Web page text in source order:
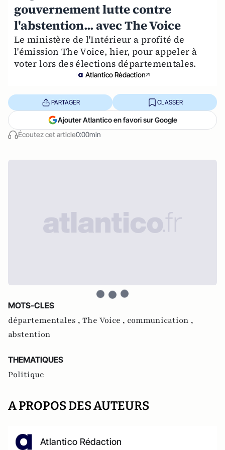
gouvernement lutte contre
l'abstention... avec The Voice
Le ministère de l'Intérieur a profité de
l'émission The Voice, hier, pour appeler à
voter lors des élections départementales.
Atlantico Rédaction
Écoutez cet article0:00min
PARTAGER CLASSER
Ajouter Atlantico en favori sur Google
MOTS-CLES
départementales , The Voice , communication ,
abstention
THEMATIQUES
Politique
A PROPOS DES AUTEURS
Atlantico Rédaction